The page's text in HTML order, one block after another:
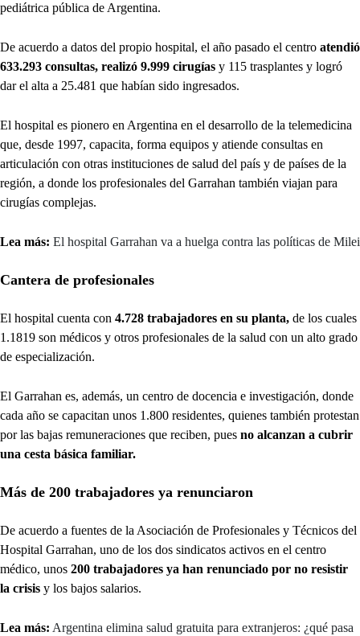
pediátrica pública de Argentina.
De acuerdo a datos del propio hospital, el año pasado el centro atendió
633.293 consultas, realizó 9.999 cirugías y 115 trasplantes y logró
dar el alta a 25.481 que habían sido ingresados.
El hospital es pionero en Argentina en el desarrollo de la telemedicina
que, desde 1997, capacita, forma equipos y atiende consultas en
articulación con otras instituciones de salud del país y de países de la
región, a donde los profesionales del Garrahan también viajan para
cirugías complejas.
Lea más: El hospital Garrahan va a huelga contra las políticas de Milei
Cantera de profesionales
El hospital cuenta con 4.728 trabajadores en su planta, de los cuales
1.1819 son médicos y otros profesionales de la salud con un alto grado
de especialización.
El Garrahan es, además, un centro de docencia e investigación, donde
cada año se capacitan unos 1.800 residentes, quienes también protestan
por las bajas remuneraciones que reciben, pues no alcanzan a cubrir
una cesta básica familiar.
Más de 200 trabajadores ya renunciaron
De acuerdo a fuentes de la Asociación de Profesionales y Técnicos del
Hospital Garrahan, uno de los dos sindicatos activos en el centro
médico, unos 200 trabajadores ya han renunciado por no resistir
la crisis y los bajos salarios.
Lea más: Argentina elimina salud gratuita para extranjeros: ¿qué pasa